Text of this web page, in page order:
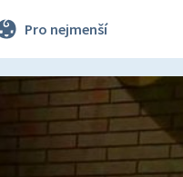
Pro nejmenší